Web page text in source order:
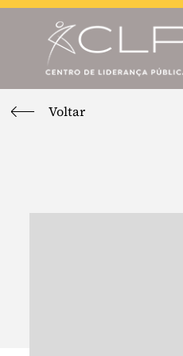
Voltar